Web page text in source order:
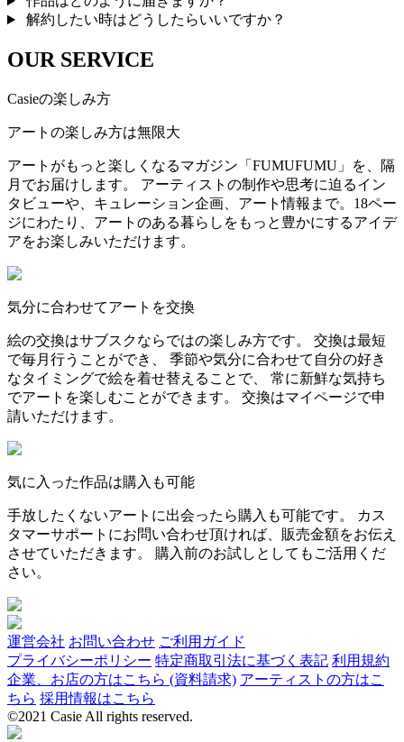
解約したい時はどうしたらいいですか？
OUR SERVICE
Casieの楽しみ方
アートの楽しみ方は無限大
アートがもっと楽しくなるマガジン「FUMUFUMU」を、隔
月でお届けします。 アーティストの制作や思考に迫るイン
タビューや、キュレーション企画、アート情報まで。18ペー
ジにわたり、アートのある暮らしをもっと豊かにするアイデ
アをお楽しみいただけます。
気分に合わせてアートを交換
絵の交換はサブスクならではの楽しみ方です。 交換は最短
で毎月行うことができ、 季節や気分に合わせて自分の好き
なタイミングで絵を着せ替えることで、 常に新鮮な気持ち
でアートを楽しむことができます。 交換はマイページで申
請いただけます。
気に入った作品は購入も可能
手放したくないアートに出会ったら購入も可能です。 カス
タマーサポートにお問い合わせ頂ければ、販売金額をお伝え
させていただきます。 購入前のお試しとしてもご活用くだ
さい。
運営会社 お問い合わせ ご利用ガイド
プライバシーポリシー 特定商取引法に基づく表記 利用規約
企業、お店の方はこちら (資料請求) アーティストの方はこ
ちら 採用情報はこちら
©2021 Casie All rights reserved.